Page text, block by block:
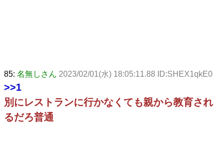
85: 名無しさん 2023/02/01(水) 18:05:11.88 ID:SHEX1qkE0
>>1
別にレストランに行かなくても親から教育され
るだろ普通